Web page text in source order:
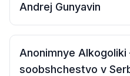
Andrej Gunyavin
Anonimnye
soobshchestvo v